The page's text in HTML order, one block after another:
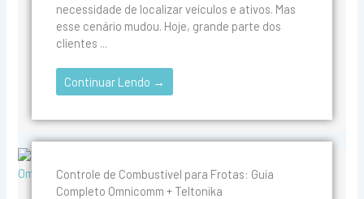
necessidade de localizar veículos e ativos. Mas
esse cenário mudou. Hoje, grande parte dos
clientes ...
Continuar Lendo →
Controle de Combustível para Frotas: Guia
Completo Omnicomm + Teltonika